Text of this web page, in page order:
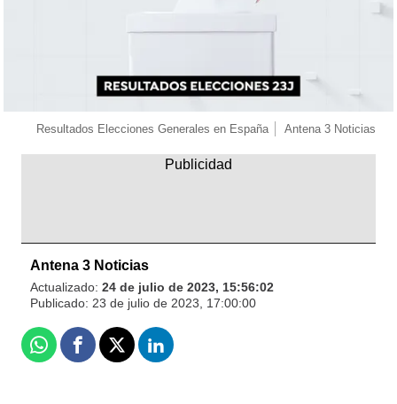
Resultados Elecciones Generales en España Antena 3 Noticias
Antena 3 Noticias
Actualizado: 24 de julio de 2023, 15:56:02
Publicado: 23 de julio de 2023, 17:00:00
WhatsappFacebook
X Linkedin